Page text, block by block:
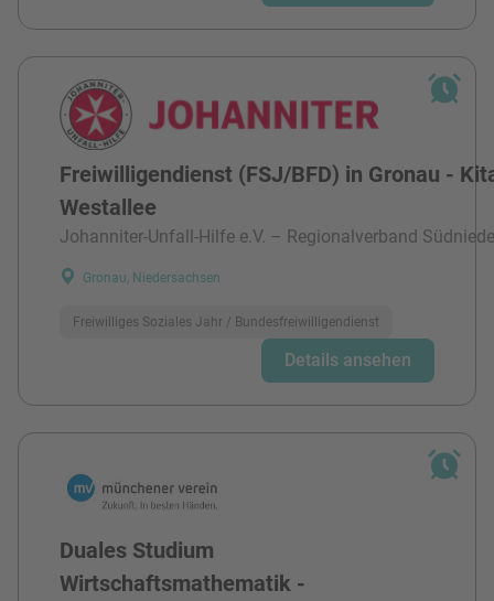
Freiwilligendienst (FSJ/BFD) in Gronau -
Westallee
Johanniter-Unfall-Hilfe e.V. – Regionalverband
Gronau, Niedersachsen
Freiwilliges Soziales Jahr / Bundesfreiwilligendienst
Details ansehen
Duales Studium
Wirtschaftsmathematik -